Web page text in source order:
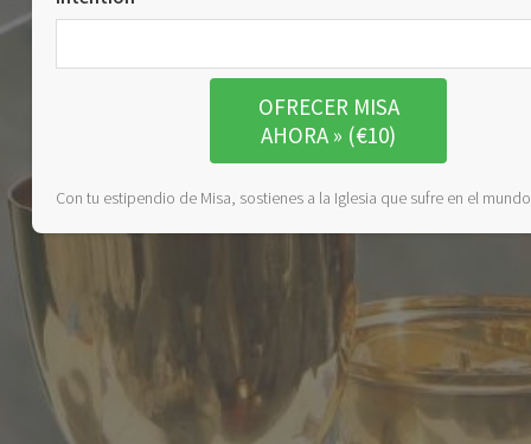
OFRECER MISA
AHORA » (€10)
Con tu estipendio de Misa, sostienes a la Iglesia que sufre en el mundo